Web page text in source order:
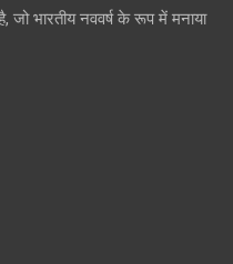
जो भारतीय नववर्ष के रूप में मनाया